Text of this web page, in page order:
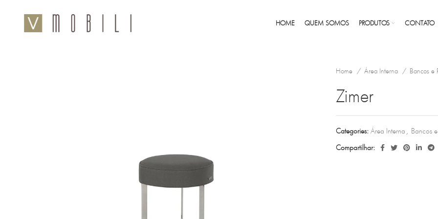
HOME QUEM SOMOS PRODUTOS CONTATO
Home Área Interna Bancos e
Zimer
Categories: Área Interna , Bancos
Compartilhar: